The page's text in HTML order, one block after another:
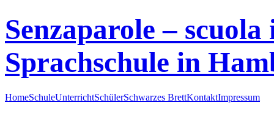
Senzaparole –
Sprachschule in
HomeSchuleUnterrichtSchülerSchwarzes BrettKontaktImpressum